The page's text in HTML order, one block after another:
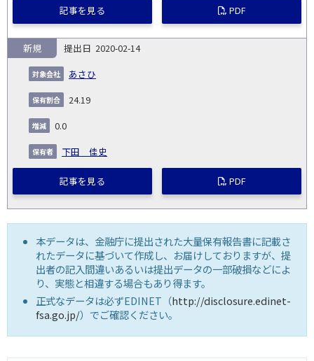
記事を見る PDF
2020-02-14
あさひ
新規
24.19
0.0
下田 佳史
記事を見る PDF
本データは、金融庁に提出された大量保有報告書に記載さ
れたデータに基づいて作成し、お届けしておりますが、提
出者の記入間違いあるいは提出データの一部破損などによ
り、実態と相違する場合もあり得ます。
正式なデータは必ずEDINET（http://disclosure.edinet-
fsa.go.jp/）でご確認ください。